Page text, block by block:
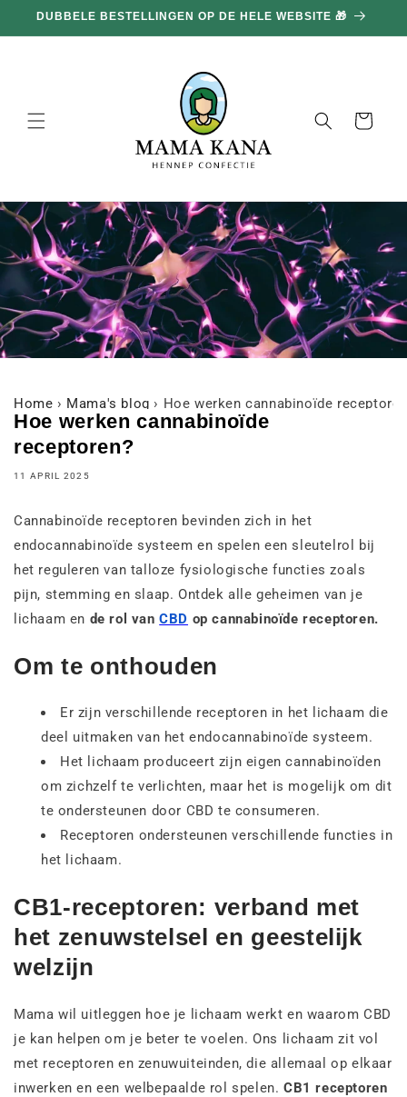
doorgaan
naar
DUBBELE BESTELLINGEN OP DE HELE WEBSITE 🎁
Mand
Home › Mama's blog › Hoe werken cannabinoïde
Hoe werken cannabinoïde
receptoren?
11 APRIL 2025
Cannabinoïde receptoren bevinden zich in het
endocannabinoïde systeem en spelen een sleutelrol bij
het reguleren van talloze fysiologische functies zoals
pijn, stemming en slaap. Ontdek alle geheimen van je
lichaam en de rol vanCBD op cannabinoïde receptoren.
Om te onthouden
Er zijn verschillende receptoren in het lichaam die
deel uitmaken van het endocannabinoïde systeem.
Het lichaam produceert zijn eigen cannabinoïden
om zichzelf te verlichten, maar het is mogelijk om dit
te ondersteunen door CBD te consumeren.
Receptoren ondersteunen verschillende functies in
het lichaam.
CB1-receptoren: verband met
het zenuwstelsel en geestelijk
welzijn
Mama wil uitleggen hoe je lichaam werkt en waarom CBD
je kan helpen om je beter te voelen. Ons lichaam zit vol
met receptoren en zenuwuiteinden, die allemaal op elkaar
inwerken en een welbepaalde rol spelen.CB1 receptoren